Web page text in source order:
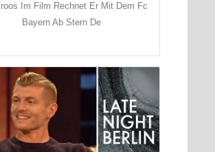
Im Film Rechnet Er Mit Dem Fc
Bayern Ab Stern De